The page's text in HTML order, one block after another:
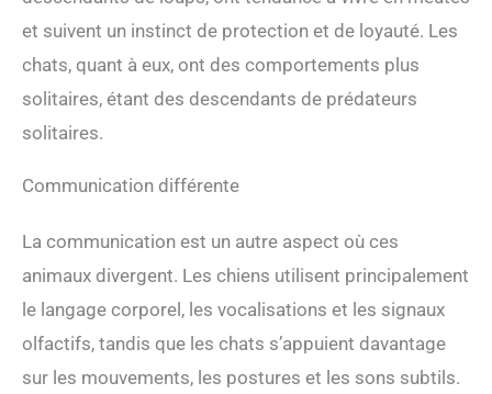
et suivent un instinct de protection et de loyauté. Les
chats, quant à eux, ont des comportements plus
solitaires, étant des descendants de prédateurs
solitaires.
Communication différente
La communication est un autre aspect où ces
animaux divergent. Les chiens utilisent principalement
le langage corporel, les vocalisations et les signaux
olfactifs, tandis que les chats s’appuient davantage
sur les mouvements, les postures et les sons subtils.